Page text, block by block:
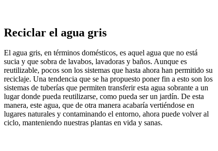
Reciclar el agua gris
El agua gris, en términos domésticos, es aquel agua que no está
sucia y que sobra de lavabos, lavadoras y baños. Aunque es
reutilizable, pocos son los sistemas que hasta ahora han permitido su
reciclaje. Una tendencia que se ha propuesto poner fin a esto son los
sistemas de tuberías que permiten transferir esta agua sobrante a un
lugar donde pueda reutilizarse, como pueda ser un jardín. De esta
manera, este agua, que de otra manera acabaría vertiéndose en
lugares naturales y contaminando el entorno, ahora puede volver al
ciclo, manteniendo nuestras plantas en vida y sanas.